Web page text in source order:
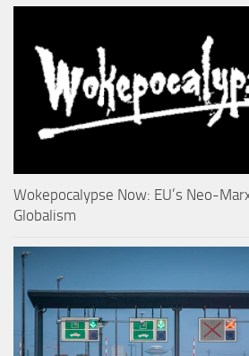
Wokepocalypse Now: EU’s Neo-
Globalism